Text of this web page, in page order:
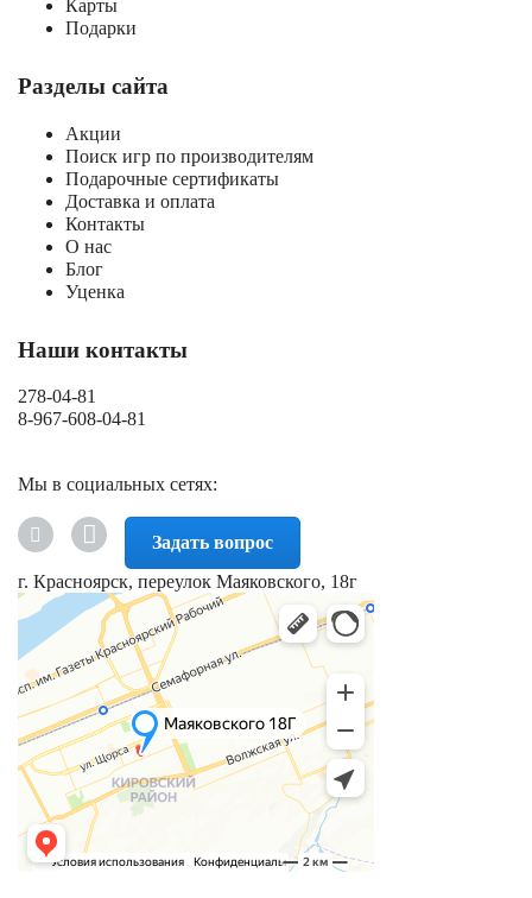
Карты
Подарки
Разделы сайта
Акции
Поиск игр по производителям
Подарочные сертификаты
Доставка и оплата
Контакты
О нас
Блог
Уценка
Наши контакты
278-04-81
8-967-608-04-81
Мы в социальных сетях:
Задать вопрос
г. Красноярск, переулок Маяковского, 18г